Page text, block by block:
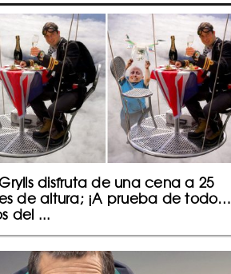
disfruta de una cena a 25
de altura; ¡A prueba de todo…
del ...